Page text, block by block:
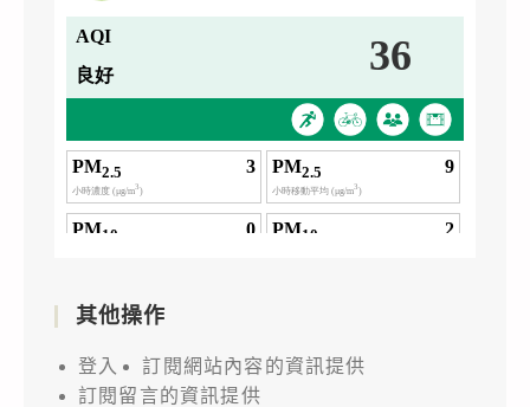
其他操作
登入
訂閱網站內容的資訊提供
訂閱留言的資訊提供